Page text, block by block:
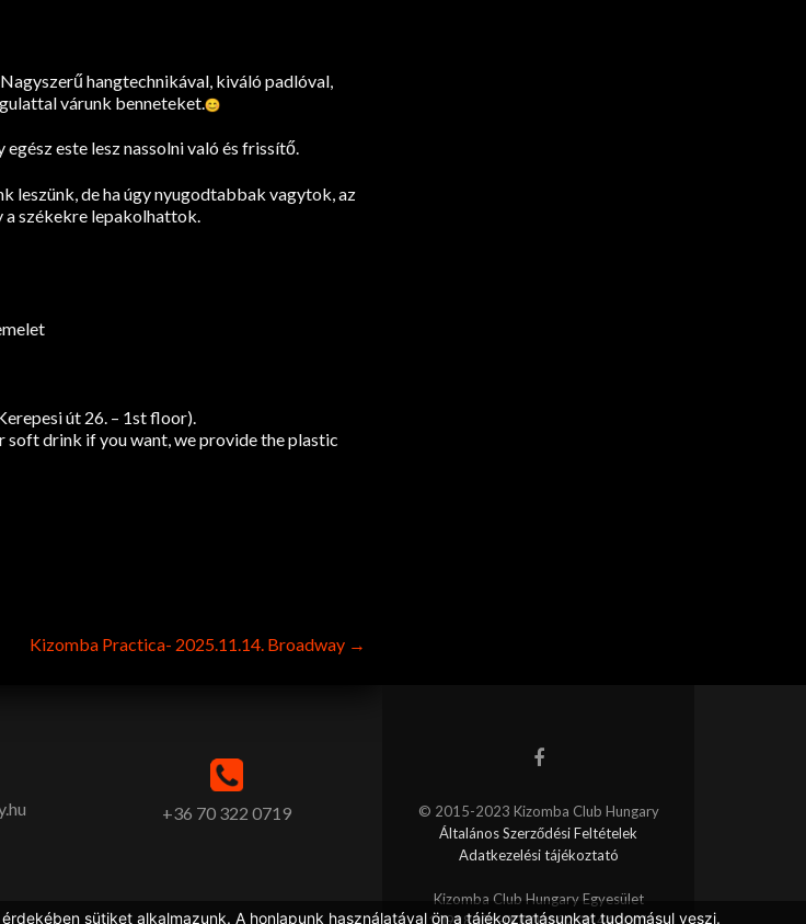
hangtechnikával, kiváló padlóval,
várunk benneteket.
este lesz nassolni való és frissítő.
leszünk, de ha úgy nyugodtabbak vagytok, az
székekre lepakolhattok.
út 26. – 1st floor).
soft drink if you want, we provide the plastic
Kizomba Practica- 2025.11.14. Broadway →
+36 70 322 0719
© 2015-2023 Kizomba Club Hungary
Általános Szerződési Feltételek
Adatkezelési tájékoztató
Kizomba Club Hungary Egyesület
sütiket alkalmazunk. A honlapunk használatával ön a tájékoztatásunkat tudomásul veszi.